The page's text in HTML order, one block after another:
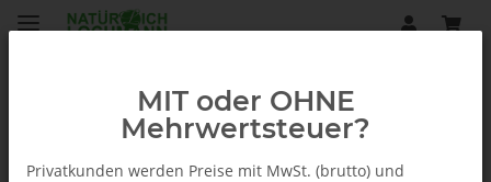
Startseite
MIT oder OHNE
Mehrwertsteuer?
Privatkunden werden Preise mit MwSt. (brutto) und